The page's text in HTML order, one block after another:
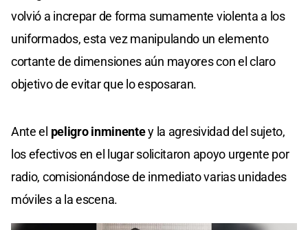
volvió a increpar de forma sumamente violenta a los
uniformados, esta vez manipulando un elemento
cortante de dimensiones aún mayores con el claro
objetivo de evitar que lo esposaran.
Ante el peligro inminentey la agresividad del sujeto,
los efectivos en el lugar solicitaron apoyo urgente por
radio, comisionándose de inmediato varias unidades
móviles a la escena.